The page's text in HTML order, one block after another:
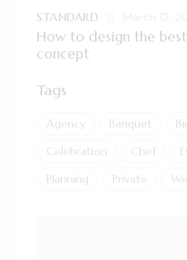
STANDARD
How to design the
concept
Tags
Agency Banquet
Celebration
Chef
Planning
Private